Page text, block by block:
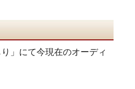
」にて今現在のオーディ